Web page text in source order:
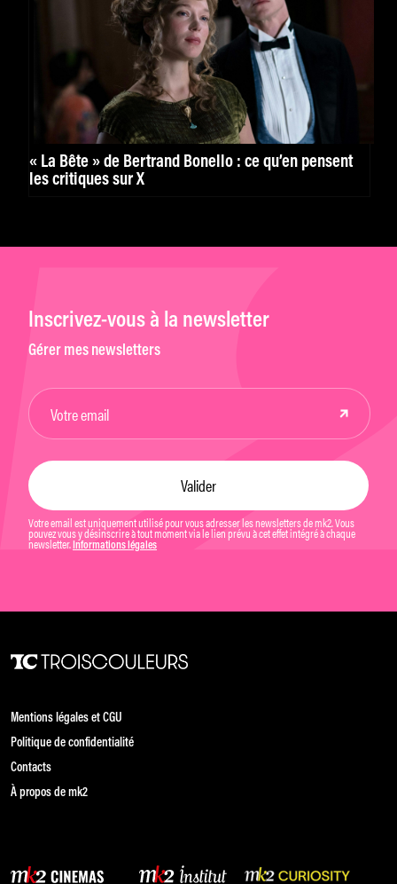
« La Bête » de Bertrand Bonello : ce qu’en pensent
les critiques sur X
Inscrivez-vous à la newsletter
Gérer mes newsletters
Votre email est uniquement utilisé pour vous adresser les newsletters de mk2. Vous
pouvez vous y désinscrire à tout moment via le lien prévu à cet effet intégré à chaque
newsletter. Informations légales
Mentions légales et CGU
Politique de confidentialité
Contacts
À propos de mk2